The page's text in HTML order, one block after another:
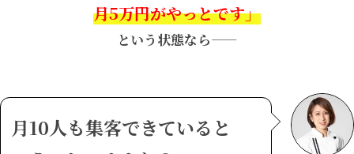
月5万円がやっとです」
という状態なら——
月10人も集客できていると